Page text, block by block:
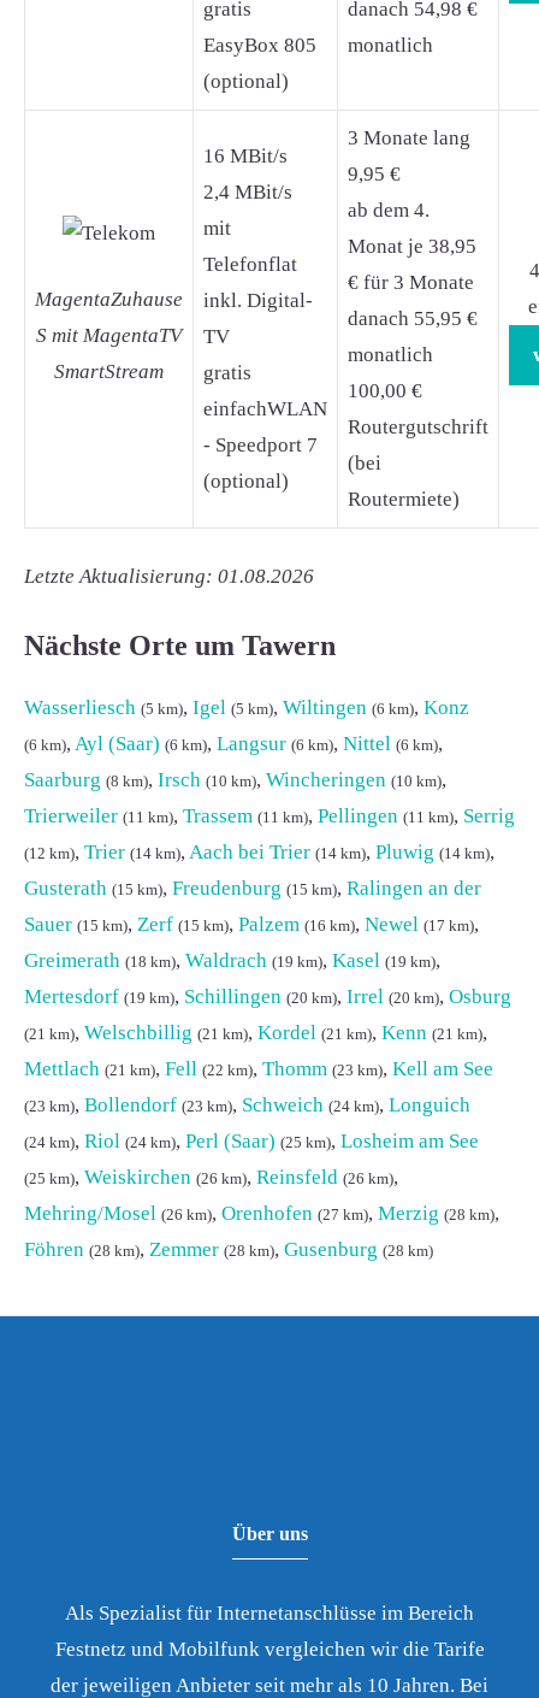
gratis
EasyBox 805
(optional)
danach 54,98 €
monatlich
MagentaZuhause
S mit MagentaTV
SmartStream
16 MBit/s
2,4 MBit/s
mit
Telefonflat
inkl. Digital-
TV
gratis
einfachWLAN
- Speedport 7
(optional)
3 Monate lang
9,95 €
ab dem 4.
Monat je 38,95
€ für 3 Monate
danach 55,95 €
monatlich
100,00 €
Routergutschrift
(bei
Routermiete)
Letzte Aktualisierung: 01.08.2026
Nächste Orte um Tawern
Wasserliesch (5 km), Igel (5 km), Wiltingen (6 km), Konz
(6 km), Ayl (Saar) (6 km), Langsur (6 km), Nittel (6 km),
Saarburg (8 km), Irsch (10 km), Wincheringen (10 km),
Trierweiler (11 km), Trassem (11 km), Pellingen (11 km), Serrig
(12 km), Trier (14 km), Aach bei Trier (14 km), Pluwig (14 km),
Gusterath (15 km), Freudenburg (15 km), Ralingen an der
Sauer (15 km), Zerf (15 km), Palzem (16 km), Newel (17 km),
Greimerath (18 km), Waldrach (19 km), Kasel (19 km),
Mertesdorf (19 km), Schillingen (20 km), Irrel (20 km), Osburg
(21 km), Welschbillig (21 km), Kordel (21 km), Kenn (21 km),
Mettlach (21 km), Fell (22 km), Thomm (23 km), Kell am See
(23 km), Bollendorf (23 km), Schweich (24 km), Longuich
(24 km), Riol (24 km), Perl (Saar) (25 km), Losheim am See
(25 km), Weiskirchen (26 km), Reinsfeld (26 km),
Mehring/Mosel (26 km), Orenhofen (27 km), Merzig (28 km),
Föhren (28 km), Zemmer (28 km), Gusenburg (28 km)
Über uns
Als Spezialist für Internetanschlüsse im Bereich
Festnetz und Mobilfunk vergleichen wir die Tarife
der jeweiligen Anbieter seit mehr als 10 Jahren. Bei